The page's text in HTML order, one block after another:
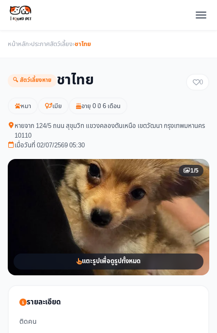
หน้าหลัก›ประกาศสัตว์เลี้ยง›ชาไทย
🔍 สัตว์เลี้ยงหาย ชาไทย 0
หมา เมีย อายุ 0 ปี 6 เดือน
หายจาก 124/5 ถนน สุขุมวิท แขวงคลองตันเหนือ เขตวัฒนา กรุงเทพมหานคร
10110
เมื่อวันที่ 02/07/2569 05:30
1/5
แตะรูปเพื่อดูรูปทั้งหมด
รายละเอียด
ติดคน